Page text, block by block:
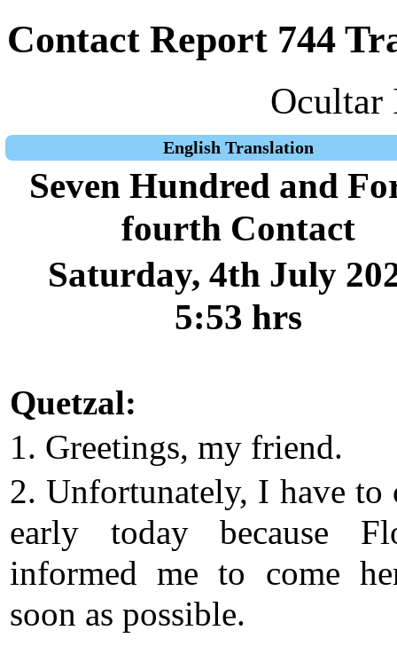
Contact Report 744
Ocultar
English Translation
Seven Hundred and
fourth Contact
Saturday, 4th July
5:53 hrs
Quetzal:
1. Greetings, my friend.
2. Unfortunately, I have to
early today because
informed me to come
soon as possible.